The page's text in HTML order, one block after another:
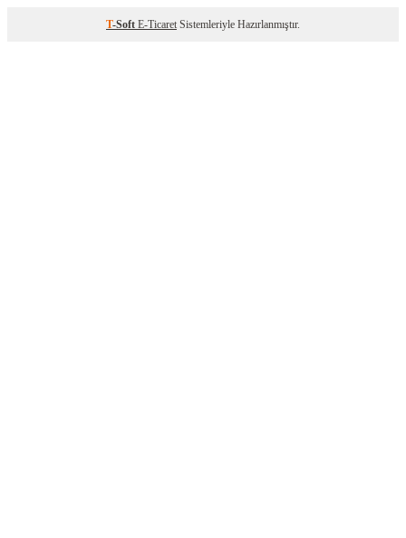
T-Soft E-Ticaret Sistemleriyle Hazırlanmıştır.